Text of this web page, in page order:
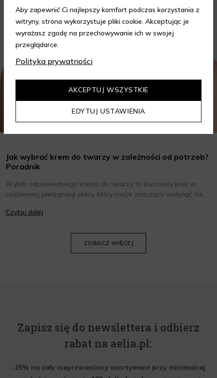
Jak wybrać krem do twarzy w zależności od potrzeb?
Poradnik
Wybór odpowiedniego kremu do twarzy to kluczowy krok w
codziennej pielęgnacji skóry, który może znacząco wpłynąć na
oraz wiedzieć, jak dopasować je do potrzeb własnej skóry.
Czytaj dalej
ZOBACZ WIĘCEJ
Zapisz się do newslettera i odbierz
rabat na aelia.pl:
-15% na cały nieprzeceniony asortyment przy minimalnej
Aby zapewnić Ci najlepszy komfort podczas korzystania z
witryny, strona wykorzystuje pliki cookie. Akceptując je
wyrażasz zgodę na przechowywanie ich w swojej
przeglądarce.
Polityka prywatności
EDYTUJ USTAWIENIA
AKCEPTUJ WSZYSTKIE